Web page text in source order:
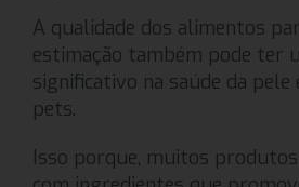
A qualidade dos alimentos
estimação também pode ter
significativo na saúde da pele
pets.
Isso porque, muitos